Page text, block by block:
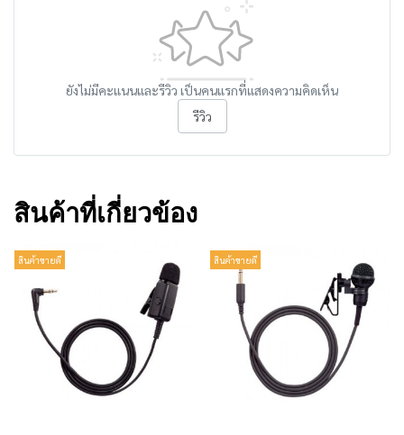
ยังไม่มีคะแนนและรีวิว เป็นคนแรกที่แสดงความคิดเห็น
รีวิว
สินค้าที่เกี่ยวข้อง
สินค้าขายดี สินค้าขายดี